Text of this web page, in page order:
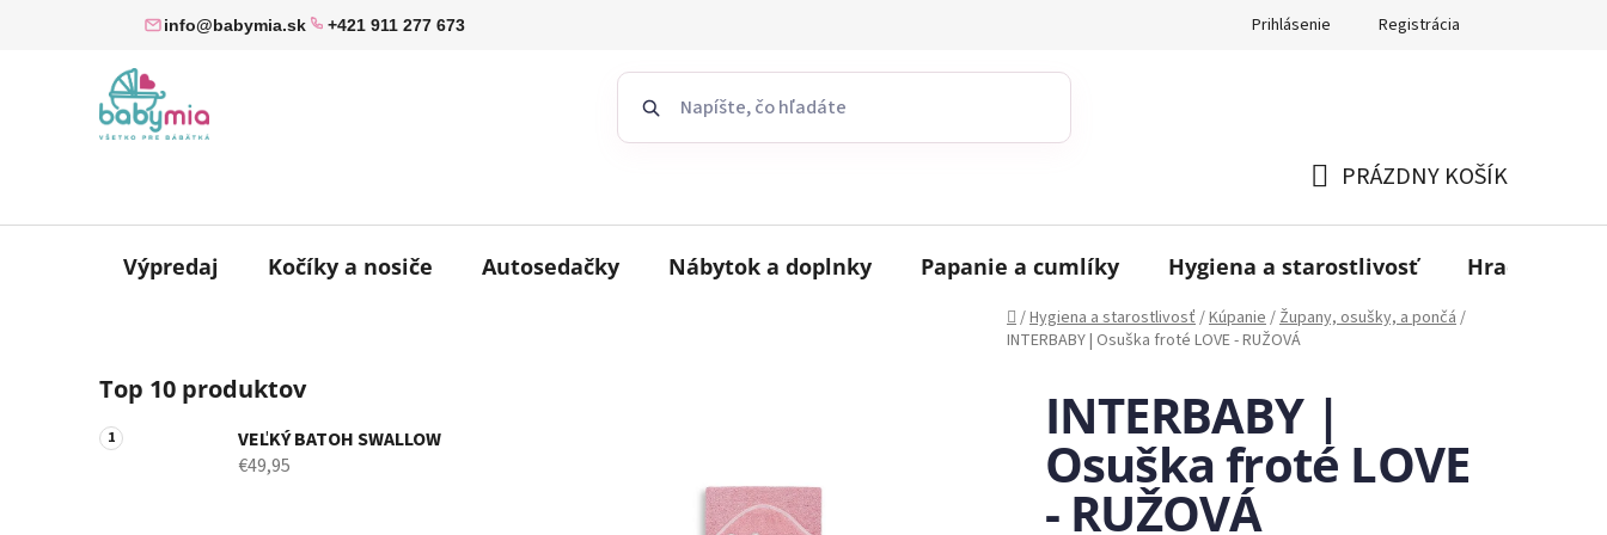
info@babymia.sk +421 911 277 673 Prihlásenie Registrácia
KOŠÍK
PRÁZDNY KOŠÍK
Výpredaj Kočíky a nosiče Autosedačky Nábytok a doplnky Papanie a cumlíky Hygiena a starostlivosť Hračky
Domov
/Hygiena a starostlivosť/Kúpanie/Župany, osušky, a pončá/
INTERBABY | Osuška froté LOVE - RUŽOVÁ
o
č
n
Top 10 produktov
VEĽKÝ BATOH SWALLOW
€49,95
INTERBABY |
Osuška froté LOVE
- RUŽOVÁ